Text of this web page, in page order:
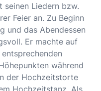
seinen Liedern bzw.
Feier an. Zu Beginn
und das Abendessen
Er machte auf
während
der Hochzeitstorte
Hochzeitstanz. Als